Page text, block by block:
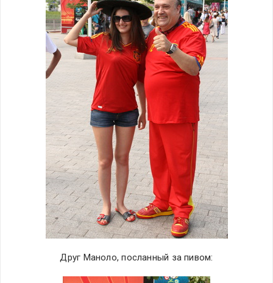
Друг Маноло, посланный за пивом: